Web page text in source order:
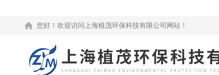
您好！欢迎访问上海植茂环保科技有限公司网站！